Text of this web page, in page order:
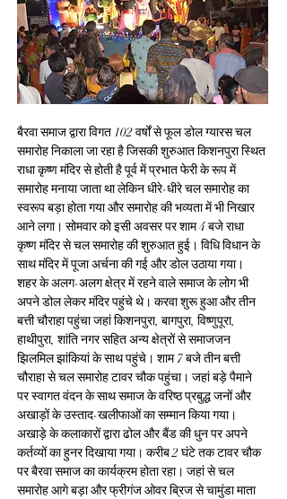
बैरवा समाज द्वारा विगत 102 वर्षों से फूल डोल ग्यारस चल
समारोह निकाला जा रहा है जिसकी शुरुआत किशनपुरा स्थित
राधा कृष्ण मंदिर से होती है पूर्व में प्रभात फेरी के रूप में
समारोह मनाया जाता था लेकिन धीरे-धीरे चल समारोह का
स्वरूप बड़ा होता गया और समारोह की भव्यता में भी निखार
आने लगा। सोमवार को इसी अवसर पर शाम 4 बजे राधा
कृष्ण मंदिर से चल समारोह की शुरुआत हुई। विधि विधान के
साथ मंदिर में पूजा अर्चना की गई और डोल उठाया गया।
शहर के अलग-अलग क्षेत्र में रहने वाले समाज के लोग भी
अपने डोल लेकर मंदिर पहुंचे थे। करवा शुरू हुआ और तीन
बत्ती चौराहा पहुंचा जहां किशनपुरा, बागपुरा, विष्णुपूरा,
हाथीपुरा, शांति नगर सहित अन्य क्षेत्रों से समाजजन
झिलमिल झांकियां के साथ पहुंचे। शाम 7 बजे तीन बत्ती
चौराहा से चल समारोह टावर चौक पहुंचा। जहां बड़े पैमाने
पर स्वागत वंदन के साथ समाज के वरिष्ठ प्रबुद्ध जनों और
अखाड़ों के उस्ताद-खलीफाओं का सम्मान किया गया।
अखाड़े के कलाकारों द्वारा ढोल और बैंड की धुन पर अपने
कर्तव्यों का हुनर दिखाया गया। करीब 2 घंटे तक टावर चौक
पर बैरवा समाज का कार्यक्रम होता रहा। जहां से चल
समारोह आगे बड़ा और फ्रीगंज ओवर ब्रिज से चामुंडा माता